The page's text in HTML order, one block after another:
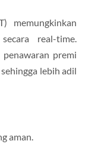
memungkinkan
real-time.
premi
lebih adil
aman.